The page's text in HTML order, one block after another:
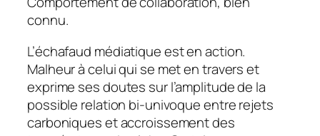
connu.
L’échafaud médiatique est en action.
Malheur à celui qui se met en travers et
exprime ses doutes sur l’amplitude de la
possible relation bi-univoque entre rejets
carboniques et accroissement des